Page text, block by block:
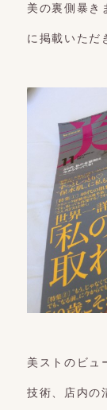
美の裏側暴き
に掲載いただ
美ストのビュ
技術、店内の